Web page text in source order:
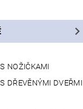
NOŽIČKAMI
DŘEVĚNÝMI DVEŘMI